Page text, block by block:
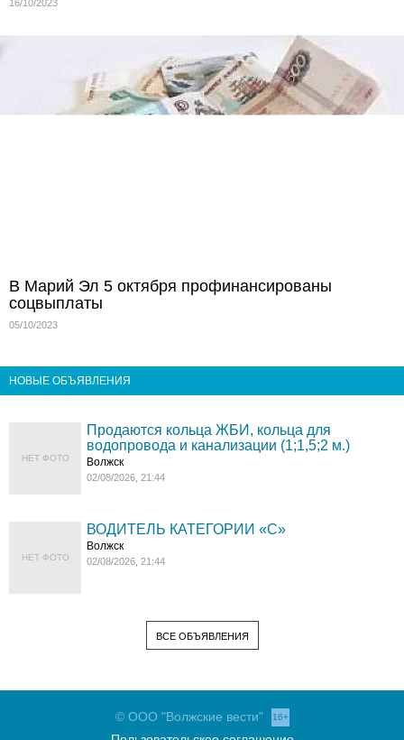
16/10/2023
В Марий Эл 5 октября профинансированы
соцвыплаты
05/10/2023
НОВЫЕ ОБЪЯВЛЕНИЯ
НЕТ ФОТО
Продаются кольца ЖБИ, кольца для
водопровода и канализации (1;1,5;2 м.)
Волжск
02/08/2026, 21:44
НЕТ ФОТО
ВОДИТЕЛЬ КАТЕГОРИИ «C»
Волжск
02/08/2026, 21:44
ВСЕ ОБЪЯВЛЕНИЯ
© ООО "Волжские вести" 16+